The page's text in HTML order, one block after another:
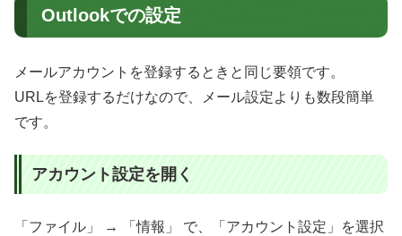
Outlookでの設定
メールアカウントを登録するときと同じ要領です。
URLを登録するだけなので、メール設定よりも数段簡単
です。
アカウント設定を開く
「ファイル」 → 「情報」 で、「アカウント設定」を選択